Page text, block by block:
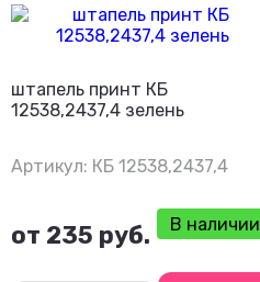
штапель принт КБ
12538,2437,4 зелень
Артикул: КБ 12538,2437,4
от 235 руб. В наличии